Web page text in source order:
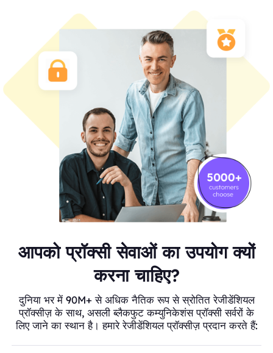
आपको प्रॉक्सी सेवाओं का उपयोग क्यों
करना चाहिए?
दुनिया भर में 90M+ से अधिक नैतिक रूप से स्रोतित रेजीडेंशियल
प्रॉक्सीज़ के साथ, असली ब्लैकफुट कम्युनिकेशंस प्रॉक्सी सर्वरों के
लिए जाने का स्थान है। हमारे रेजीडेंशियल प्रॉक्सीज़ प्रदान करते हैं: